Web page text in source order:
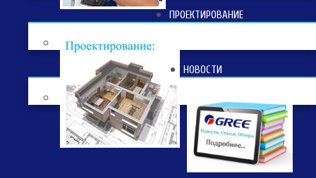
ПРОЕКТИРОВАНИЕ
НОВОСТИ